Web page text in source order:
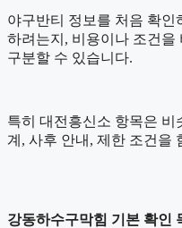
야구반티 정보를 처음 확인
하려는지, 비용이나 조건을
구분할 수 있습니다.
특히 대전흥신소 항목은 비
계, 사후 안내, 제한 조건을
강동하수구막힘 기본 확인